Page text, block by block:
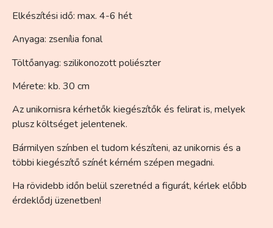
Elkészítési idő: max. 4-6 hét
Anyaga: zsenília fonal
Töltőanyag: szilikonozott poliészter
Mérete: kb. 30 cm
Az unikornisra kérhetők kiegészítők és felirat is, melyek
plusz költséget jelentenek.
Bármilyen színben el tudom készíteni, az unikornis és a
többi kiegészítő színét kérném szépen megadni.
Ha rövidebb időn belül szeretnéd a figurát, kérlek előbb
érdeklődj üzenetben!